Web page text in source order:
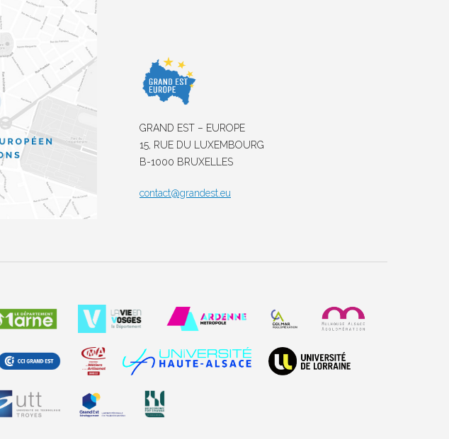
GRAND EST – EUROPE
15, RUE DU LUXEMBOURG
B-1000 BRUXELLES
contact@grandest.eu